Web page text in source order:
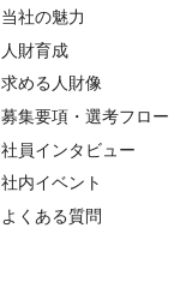
当社の魅力
人財育成
求める人財像
募集要項・選考フロー
社員インタビュー
社内イベント
よくある質問